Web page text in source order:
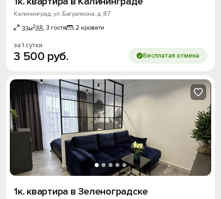
Калининград, ул. Багратиона, д. 87
33м2 3 гостя 2 кровати
за 1 сутки
3 500 руб. Бесплатая отмена
1к. квартира в Зеленоградске